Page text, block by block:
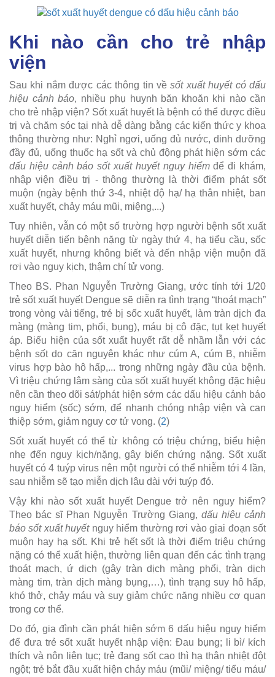
Khi nào cần cho trẻ nhập
viện
Sau khi nắm được các thông tin vềsốt xuất huyết có dấu
hiệu cảnh báo, nhiều phụ huynh băn khoăn khi nào cần
cho trẻ nhập viện? Sốt xuất huyết là bệnh có thể được điều
trị và chăm sóc tại nhà dễ dàng bằng các kiến thức y khoa
thông thường như: Nghỉ ngơi, uống đủ nước, dinh dưỡng
đầy đủ, uống thuốc hạ sốt và chủ động phát hiện sớm các
dấu hiệu cảnh báo sốt xuất huyết nguy hiểmđể đi khám,
nhập viện điều trị - thông thường là thời điểm phát sốt
muộn (ngày bệnh thứ 3-4, nhiệt độ hạ/ hạ thân nhiệt, ban
xuất huyết, chảy máu mũi, miệng,...)
Tuy nhiên, vẫn có một số trường hợp người bệnh sốt xuất
huyết diễn tiến bệnh nặng từ ngày thứ 4, hạ tiểu cầu, sốc
xuất huyết, nhưng không biết và đến nhập viện muộn đã
rơi vào nguy kịch, thậm chí tử vong.
Theo BS. Phan Nguyễn Trường Giang, ước tính tới 1/20
trẻ sốt xuất huyết Dengue sẽ diễn ra tình trạng “thoát mạch”
trong vòng vài tiếng, trẻ bị sốc xuất huyết, làm tràn dịch đa
màng (màng tim, phổi, bụng), máu bị cô đặc, tụt kẹt huyết
áp. Biểu hiện của sốt xuất huyết rất dễ nhầm lẫn với các
bệnh sốt do căn nguyên khác như cúm A, cúm B, nhiễm
virus hợp bào hô hấp,... trong những ngày đầu của bệnh.
Vì triệu chứng lâm sàng của sốt xuất huyết không đặc hiệu
nên cần theo dõi sát/phát hiện sớm các dấu hiệu cảnh báo
nguy hiểm (sốc) sớm, để nhanh chóng nhập viện và can
thiệp sớm, giảm nguy cơ tử vong. (2)
Sốt xuất huyết có thể từ không có triệu chứng, biểu hiện
nhẹ đến nguy kịch/nặng, gây biến chứng nặng. Sốt xuất
huyết có 4 tuýp virus nên một người có thể nhiễm tới 4 lần,
sau nhiễm sẽ tạo miễn dịch lâu dài với tuýp đó.
Vậy khi nào sốt xuất huyết Dengue trở nên nguy hiểm?
Theo bác sĩ Phan Nguyễn Trường Giang, dấu hiệu cảnh
báo sốt xuất huyếtnguy hiểm thường rơi vào giai đoạn sốt
muộn hay hạ sốt. Khi trẻ hết sốt là thời điểm triệu chứng
nặng có thể xuất hiện, thường liên quan đến các tình trạng
thoát mạch, ứ dịch (gây tràn dịch màng phổi, tràn dịch
màng tim, tràn dịch màng bụng,…), tình trạng suy hô hấp,
khó thở, chảy máu và suy giảm chức năng nhiều cơ quan
trong cơ thể.
Do đó, gia đình cần phát hiện sớm 6 dấu hiệu nguy hiểm
để đưa trẻ sốt xuất huyết nhập viện: Đau bụng; li bì/ kích
thích và nôn liên tục; trẻ đang sốt cao thì hạ thân nhiệt đột
ngột; trẻ bắt đầu xuất hiện chảy máu (mũi/ miệng/ tiểu máu/